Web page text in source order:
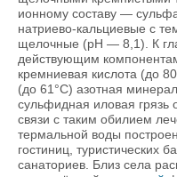
ионному составу —
натриево-кальциевые с
щелочные (рН — 8,1). К
действующим
кремниевая кислота (до
(до 61°С) азотная
сульфидная иловая грязь
связи с таким обилием
термальной воды
гостиниц, туристических
санаториев. Близ села